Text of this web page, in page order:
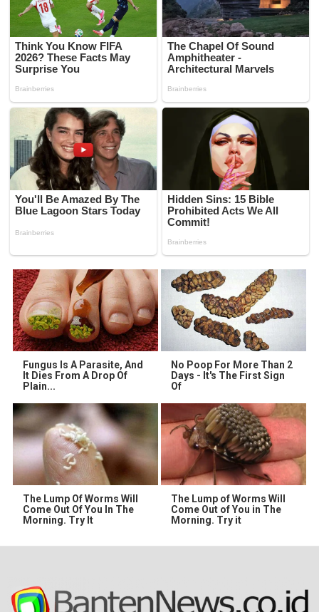
Fungus Is A Parasite, And
It Dies From A Drop Of
Plain...
No Poop For More Than 2
Days - It's The First Sign
Of
The Lump Of Worms Will
Come Out Of You In The
Morning. Try It
The Lump of Worms Will
Come Out of You in The
Morning. Try it